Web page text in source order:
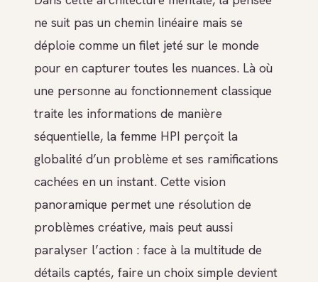
ne suit pas un chemin linéaire mais se
déploie comme un filet jeté sur le monde
pour en capturer toutes les nuances. Là où
une personne au fonctionnement classique
traite les informations de manière
séquentielle, la femme HPI perçoit la
globalité d’un problème et ses ramifications
cachées en un instant. Cette vision
panoramique permet une résolution de
problèmes créative, mais peut aussi
paralyser l’action : face à la multitude de
détails captés, faire un choix simple devient